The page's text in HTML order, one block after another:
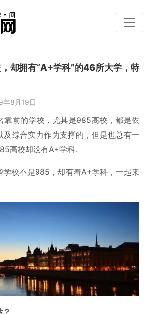
却拥有“A+学科”的46所大学，特
年8月19日
靠前的学校，尤其是985高校，都是依
及综合实力作为支撑的，但是也总有一
高校却没有A+学科。
学校不是985，却有着A+学科，一起来